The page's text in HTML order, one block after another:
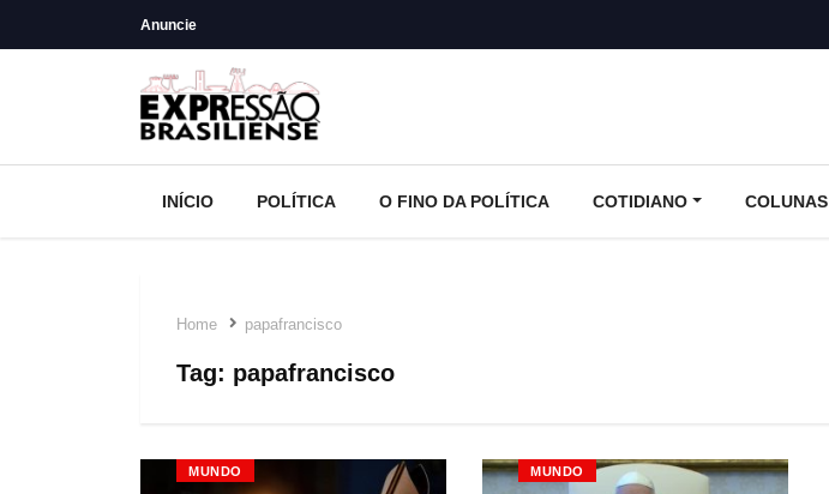
Anuncie
INÍCIO POLÍTICA O FINO DA POLÍTICA COTIDIANO COLUNAS
Home papafrancisco
Tag: papafrancisco
MUNDO MUNDO